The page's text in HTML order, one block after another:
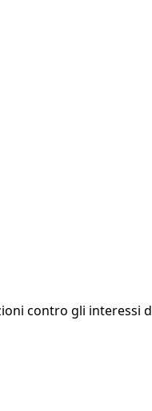
contro gli interessi